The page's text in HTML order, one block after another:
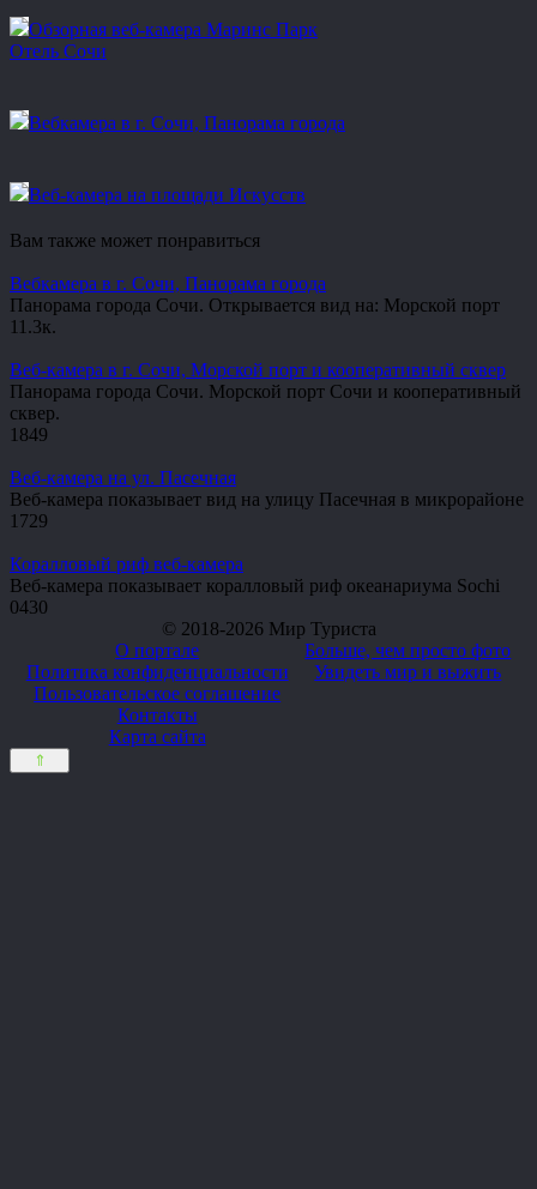
Обзорная веб-камера Маринс Парк
Отель Сочи
Вебкамера в г. Сочи, Панорама города
Веб-камера на площади Искусств
Вам также может понравиться
Вебкамера в г. Сочи, Панорама города
Панорама города Сочи. Открывается вид на: Морской порт
1 1.3к.
Веб-камера в г. Сочи, Морской порт и кооперативный сквер
Панорама города Сочи. Морской порт Сочи и кооперативный
сквер.
1 849
Веб-камера на ул. Пасечная
Веб-камера показывает вид на улицу Пасечная в микрорайоне
1 729
Коралловый риф веб-камера
Веб-камера показывает коралловый риф океанариума Sochi
0430
© 2018-2026 Мир Туриста
О портале
Политика конфиденциальности
Пользовательское соглашение
Контакты
Карта сайта
Больше, чем просто фото
Увидеть мир и выжить